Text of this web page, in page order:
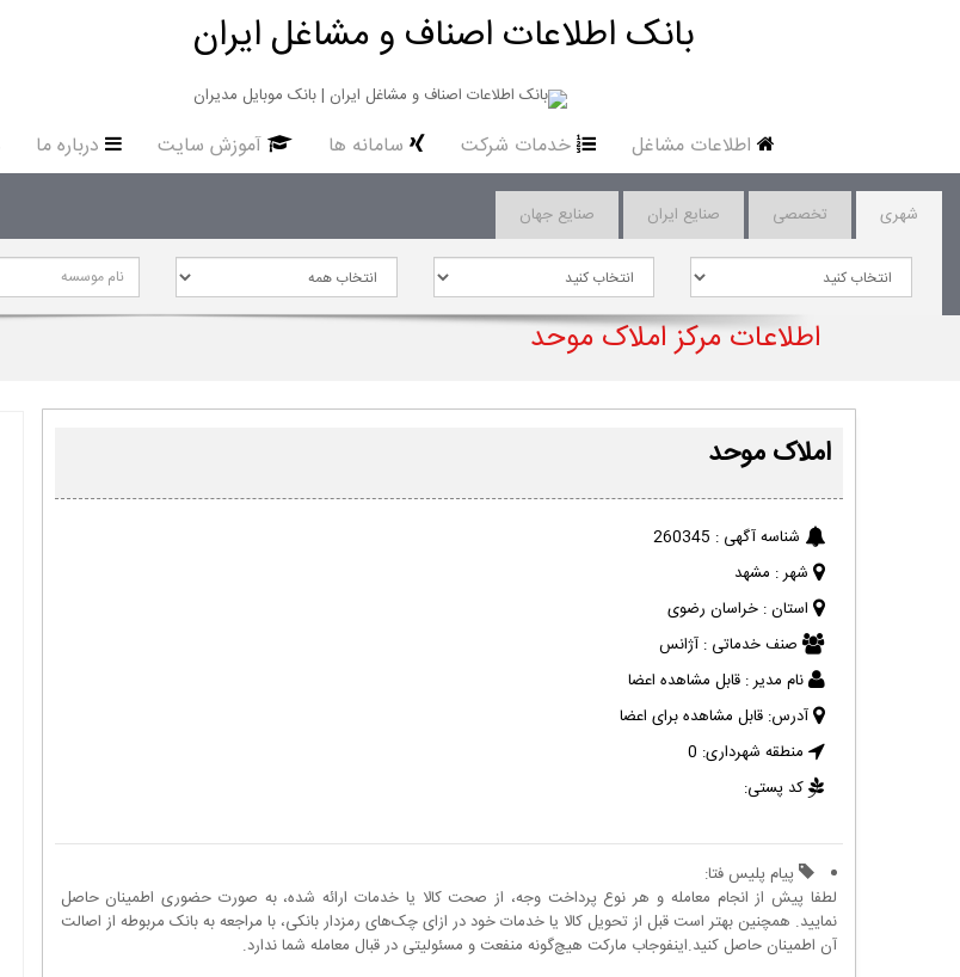
بانک اطلاعات اصناف و مشاغل ایران
اطلاعات مشاغل خدمات شرکت سامانه ها آموزش سایت درباره ما
شهری تخصصی صنایع ایران صنایع جهان
اطلاعات مرکز املاک موحد
املاک موحد
شناسه آگهی : 260345
شهر : مشهد
استان : خراسان رضوی
صنف خدماتی : آژانس
نام مدیر : قابل مشاهده اعضا
آدرس: قابل مشاهده برای اعضا
منطقه شهرداری: 0
کد پستی:
پیام پلیس فتا:
لطفا پیش از انجام معامله و هر نوع پرداخت وجه، از صحت کالا یا خدمات ارائه شده، به صورت حضوری اطمینان حاصل
نمایید. همچنین بهتر است قبل از تحویل کالا یا خدمات خود در ازای چک‌های رمزدار بانکی، با مراجعه به بانک مربوطه از اصالت
آن اطمینان حاصل کنید.اینفوجاب مارکت هیچ‌گونه منفعت و مسئولیتی در قبال معامله شما ندارد.